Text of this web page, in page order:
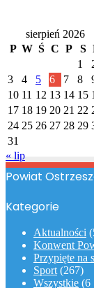
sierpień 2026
P W Ś C P S
1
3
4 5 6 7 8
10 11 12 13 14 15
17 18 19 20 21 22
24 25 26 27 28 29
31
« lip
Powiat
Kategorie
Aktualności
Konwent
Przypięte na
Sport (267)
Wszystkie (6